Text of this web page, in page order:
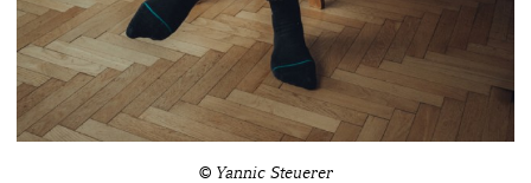
© Yannic Steuerer